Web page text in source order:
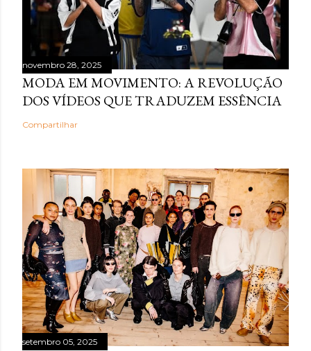
novembro 28, 2025
MODA EM MOVIMENTO: A REVOLUÇÃO
DOS VÍDEOS QUE TRADUZEM ESSÊNCIA
Compartilhar
setembro 05, 2025